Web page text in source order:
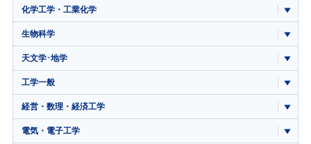
化学工学・工業化学
生物科学
天文学･地学
工学一般
経営・数理・経済工学
電気・電子工学